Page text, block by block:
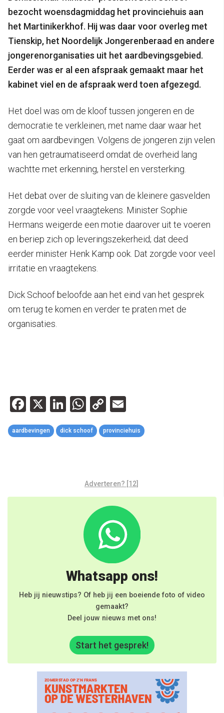
bezocht woensdagmiddag het provinciehuis aan
het Martinikerkhof. Hij was daar voor overleg met
Tienskip, het Noordelijk Jongerenberaad en andere
jongerenorganisaties uit het aardbevingsgebied.
Eerder was er al een afspraak gemaakt maar het
kabinet viel en de afspraak werd toen afgezegd.
Het doel was om de kloof tussen jongeren en de
democratie te verkleinen, met name daar waar het
gaat om aardbevingen. Volgens de jongeren zijn velen
van hen getraumatiseerd omdat de overheid lang
wachtte met erkenning, herstel en versterking.
Het debat over de sluiting van de kleinere gasvelden
zorgde voor veel vraagtekens. Minister Sophie
Hermans weigerde een motie daarover uit te voeren
en beriep zich op leveringszekerheid; dat deed
eerder minister Henk Kamp ook. Dat zorgde voor veel
irritatie en vraagtekens.
Dick Schoof beloofde aan het eind van het gesprek
om terug te komen en verder te praten met de
organisaties.
Facebook
X LinkedIn
WhatsApp
Copy
Link
aardbevingen dick schoof provinciehuis
Adverteren? [12]
Whatsapp ons!
Heb jij nieuwstips? Of heb jij een boeiende foto of video
gemaakt?
Deel jouw nieuws met ons!
Start het gesprek!